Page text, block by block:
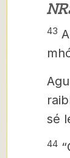
43
sé
44